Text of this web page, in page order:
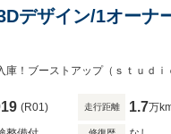
デザイン/1オーナ
(R01) 走行距離 1.7万